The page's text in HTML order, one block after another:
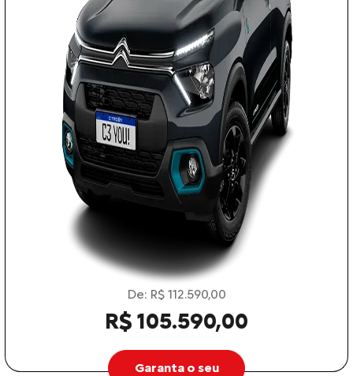
De: R$ 112.590,00
R$ 105.590,00
Garanta o seu